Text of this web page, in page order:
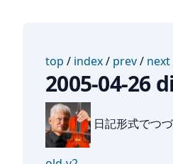
top / index/ prev/ next
2005-04-26
日記形式でつ